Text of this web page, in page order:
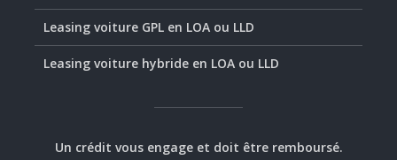
Leasing voiture GPL en LOA ou LLD
Leasing voiture hybride en LOA ou LLD
Un crédit vous engage et doit être remboursé.